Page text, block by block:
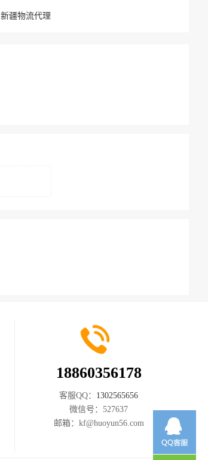
新疆物流代理
18860356178
客服QQ： 1302565656
微信号： 527637
邮箱： kf@huoyun56.com